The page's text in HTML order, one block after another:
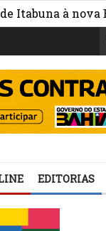
à nova BA-649
EDITORIAS